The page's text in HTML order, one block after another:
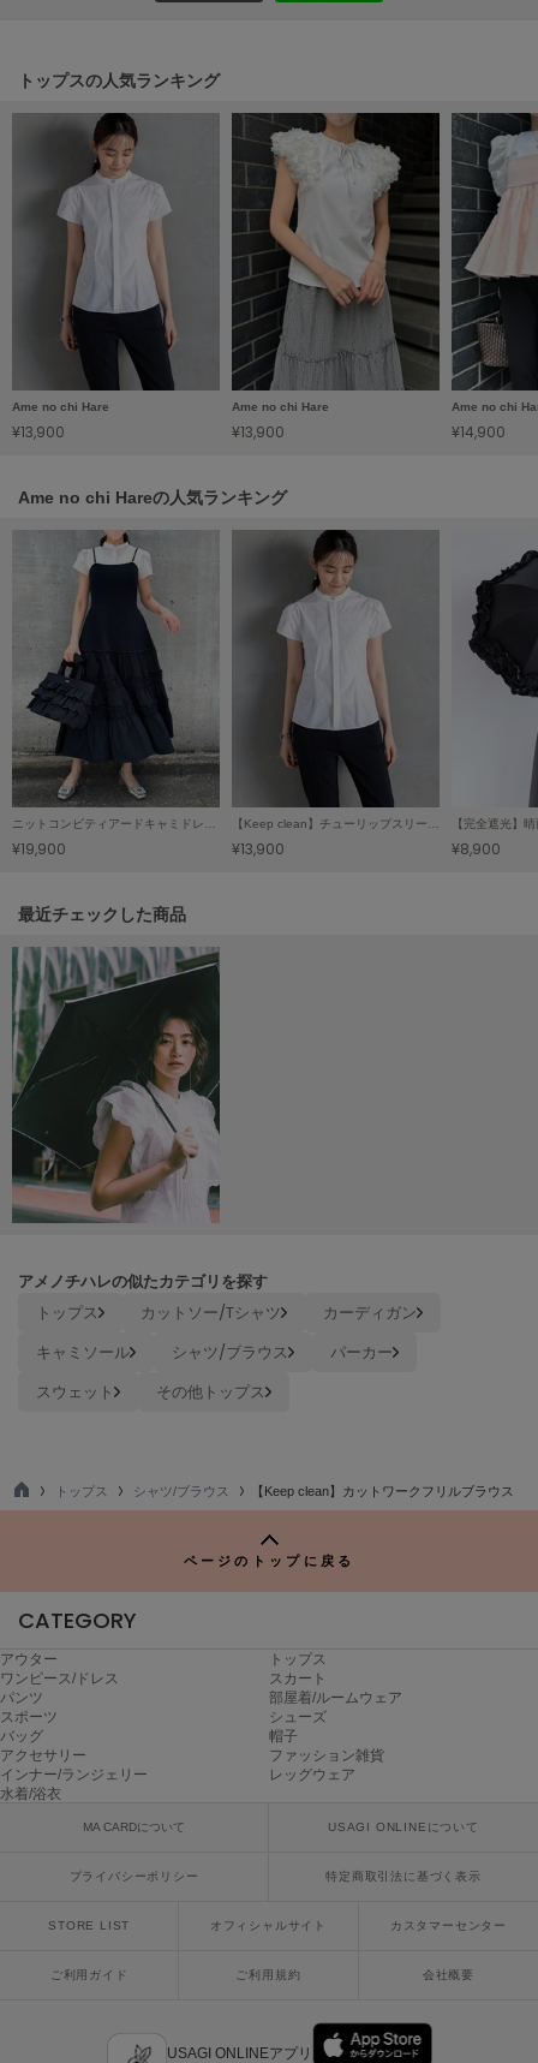
LITTLE UNION TOKYO
made of Organics
メイドオブオーガニクス
MICHU COQUETTE
ミチュ コケット
MIESROHE
ミースロエ
miies miim
ミーエスミーム
MOIGE
モワージュ
ミュシャ
NEW Balance
ニューバランス
nezu
NIKE
ナイキ
NOWNS
null.
ヌル
On
Onitsuka Tiger
オニツカ タイガー
ORGUE
オル
フィリーチョコレート
PUMA
プーマ
Reebok
リーボック
SALOMON
SESAME STREET MARKET
セサミストリートマーケット
トップスの人気ランキング
Ame no chi Hare
¥13,900
Ame no chi Hare
¥13,900
Ame no chi
¥14,900
Ame no chi Hareの人気ランキング
¥19,900 ¥13,900 ¥8,900
関連記事
最近チェックした商品
アメノチハレの似たカテゴリを探す
トップス カットソー/Tシャツ
カーディガン
キャミソール
シャツ/ブラウス
パーカー
スウェット
その他トップス
TO
トップス シャツ/ブラウス 【Keep clean】カットワークフリルブラウス
ページのトップに戻る
CATEGORY
アウター
トップス
ワンピース/ドレス
スカート
パンツ
部屋着/ルームウェア
スポーツ
シューズ
バッグ
帽子
アクセサリー
ファッション雑貨
インナー/ランジェリー
レッグウェア
水着/浴衣
MA CARDについて USAGI ONLINEについて
プライバシーポリシー 特定商取引法に基づく表示
STORE LIST オフィシャルサイト カスタマーセンター
ご利用ガイド ご利用規約 会社概要
USAGI ONLINEアプリ